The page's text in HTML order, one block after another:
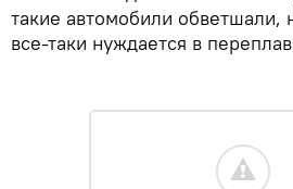
такие автомобили обветшали,
все-таки нуждается в